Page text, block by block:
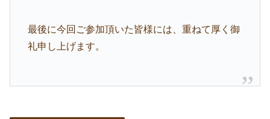
最後に今回ご参加頂いた皆様には、重ねて厚く御
礼申し上げます。